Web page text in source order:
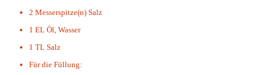
2 Messerspitze(n) Salz
1 EL Öl, Wasser
1 TL Salz
Für die Füllung: